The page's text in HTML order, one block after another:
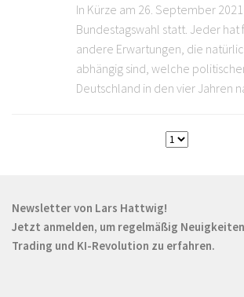
In Kürze am 26. September
Bundestagswahl statt. Jeder hat
andere Erwartungen, die
abhängig sind, welche
Deutschland in den vier Jahren
Newsletter von Lars Hattwig!
Jetzt anmelden, um regelmäßig
Trading und KI-Revolution zu erfahren.